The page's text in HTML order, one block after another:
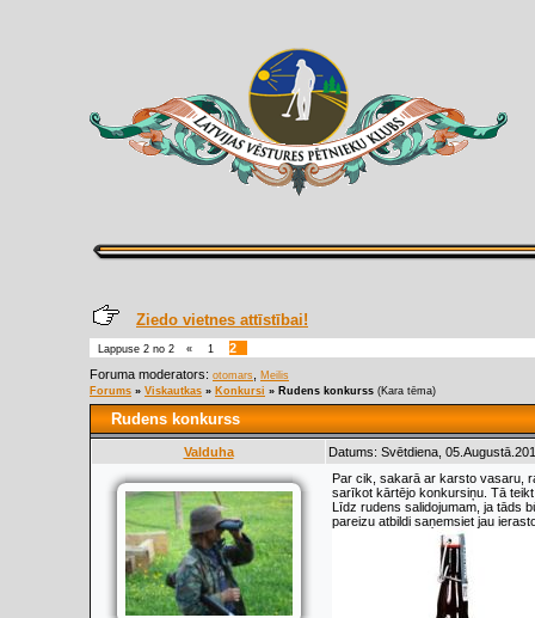
Ziedo vietnes attīstībai!
Lappuse 2 no 2 « 1
2
Foruma moderators: otomars
Meilis
Forums » Viskautkas » Konkursi » Rudens konkurss (Kara tēma)
Rudens konkurss
Valduha Datums: Svētdiena,
Par cik, sakarā ar karsto vasaru,
sarīkot kārtējo konkursiņu. Tā
Līdz rudens salidojumam, ja tāds
pareizu atbildi saņemsiet jau